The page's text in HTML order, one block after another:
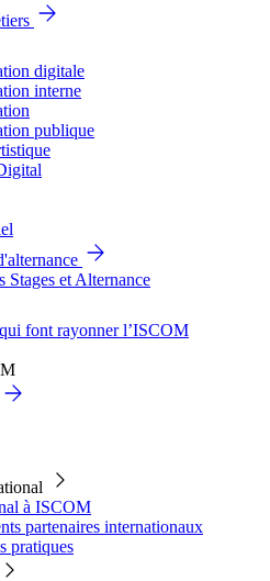
digitale
interne
publique
Stages et Alternance
font rayonner l’ISCOM
à ISCOM
partenaires internationaux
pratiques